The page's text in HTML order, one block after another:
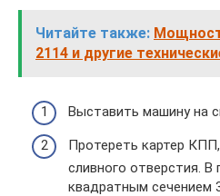
Читайте также:
2114 и другие
Выставить машину на
Протереть картер
сливного отверстия.
квадратным сечением